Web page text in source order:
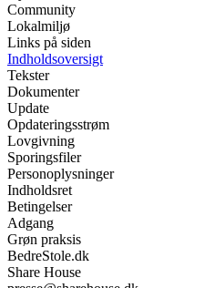
Community
Lokalmiljø
Links på siden
Indholdsoversigt
Tekster
Dokumenter
Update
Opdateringsstrøm
Lovgivning
Sporingsfiler
Personoplysninger
Indholdsret
Betingelser
Adgang
Grøn praksis
BedreStole.dk
Share House